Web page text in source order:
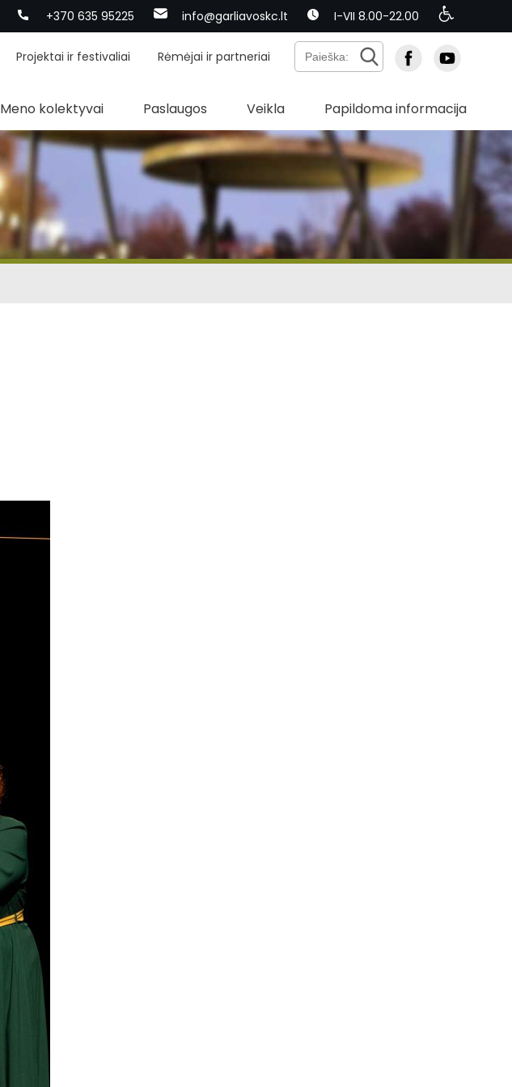
+370 635 95225 info@garliavoskc.lt I-VII 8.00-22.00
Projektai ir festivaliai Rėmėjai ir partneriai
Meno kolektyvai Paslaugos Veikla Papildoma informacija